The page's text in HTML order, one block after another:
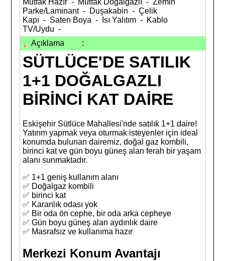
Mutfak Hazır - Mutfak Doğalgazlı - Zemin
Parke/Laminant - Duşakabin - Çelik
Kapı - Saten Boya - Isı Yalıtım - Kablo
TV/Uydu -
Açıklama
:
SÜTLÜCE'DE SATILIK
1+1 DOĞALGAZLI
BİRİNCİ KAT DAİRE
Eskişehir Sütlüce Mahallesi'nde satılık 1+1 daire!
Yatırım yapmak veya oturmak isteyenler için ideal
konumda bulunan dairemiz, doğal gaz kombili,
birinci kat ve gün boyu güneş alan ferah bir yaşam
alanı sunmaktadır.
✅ 1+1 geniş kullanım alanı
✅ Doğalgaz kombili
✅ birinci kat
✅ Karanlık odası yok
✅ Bir oda ön cephe, bir oda arka cepheye
✅ Gün boyu güneş alan aydınlık daire
✅ Masrafsız ve kullanıma hazır
Merkezi Konum Avantajı